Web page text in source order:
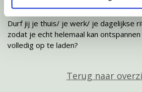
een vers kopje koffie mijn e-mails te
Durf jij je thuis/ je werk/ je dagelijkse
zodat je echt helemaal kan
volledig op te laden?
Terug naar